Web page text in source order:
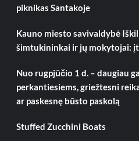
piknikas Santakoje
Kauno miesto savivaldybė
šimtukininkai ir jų mokytojai:
Nuo rugpjūčio 1 d. – daugiau
perkantiesiems, griežtesni
ar paskesnę būsto paskolą
Stuffed Zucchini Boats